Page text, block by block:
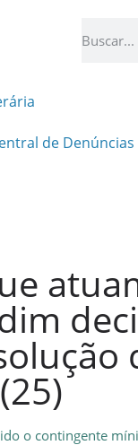
de Denúncias
o contingente